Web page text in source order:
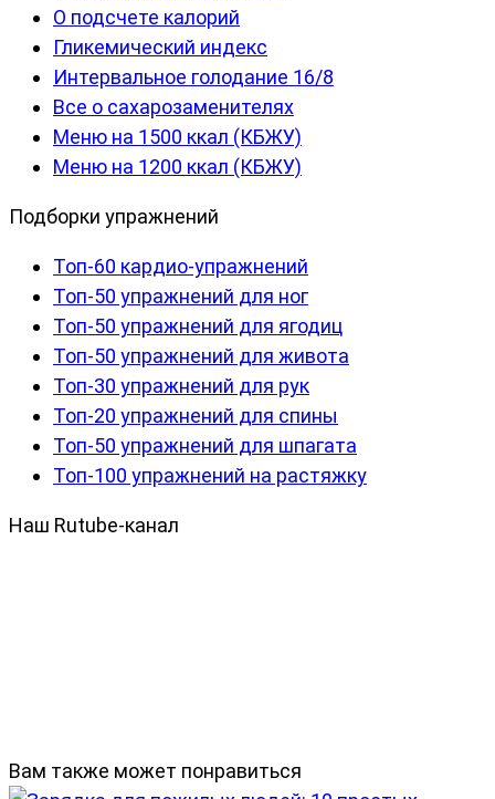
О подсчете калорий
Гликемический индекс
Интервальное голодание 16/8
Все о сахарозаменителях
Меню на 1500 ккал (КБЖУ)
Меню на 1200 ккал (КБЖУ)
Подборки упражнений
Топ-60 кардио-упражнений
Топ-50 упражнений для ног
Топ-50 упражнений для ягодиц
Топ-50 упражнений для живота
Топ-30 упражнений для рук
Топ-20 упражнений для спины
Топ-50 упражнений для шпагата
Топ-100 упражнений на растяжку
Наш Rutube-канал
Вам также может понравиться